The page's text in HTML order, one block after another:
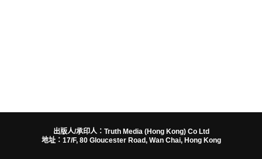
出版人/承印人：Truth Media (Hong Kong) Co Ltd
地址：17/F, 80 Gloucester Road, Wan Chai, Hong Kong